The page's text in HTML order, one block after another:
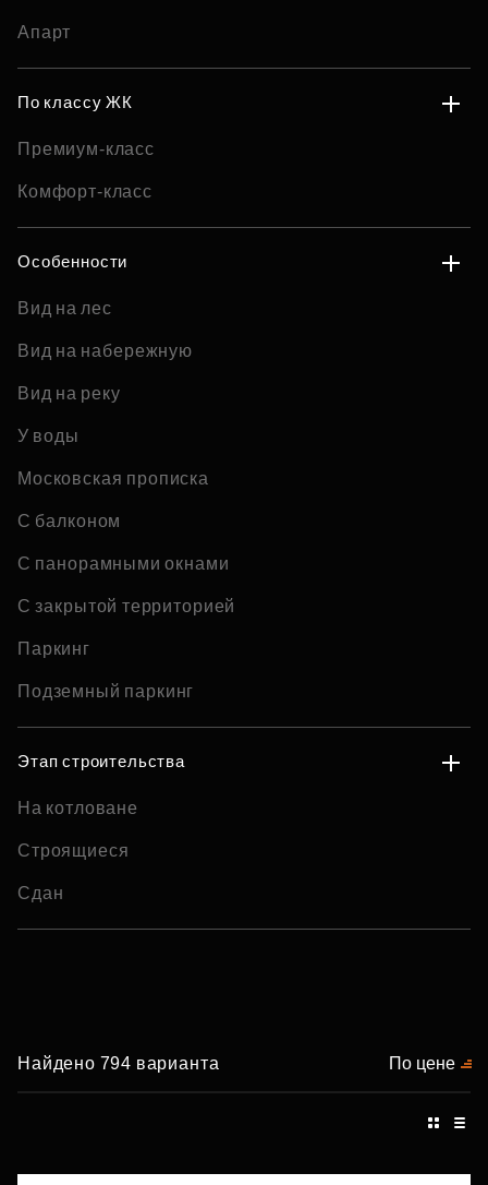
Апарт
По классу ЖК
Премиум-класс
Комфорт-класс
Особенности
Вид на лес
Вид на набережную
Вид на реку
У воды
Московская прописка
С балконом
С панорамными окнами
С закрытой территорией
Паркинг
Подземный паркинг
Этап строительства
На котловане
Строящиеся
Сдан
Найдено 794 варианта По цене